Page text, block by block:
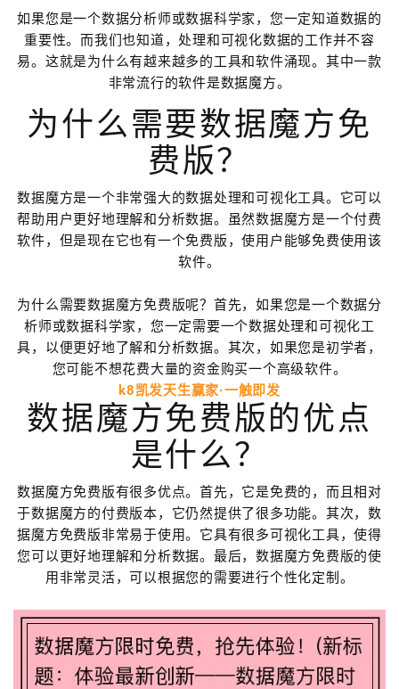
如果您是一个数据分析师或数据科学家，您一定知道数据的
重要性。而我们也知道，处理和可视化数据的工作并不容
易。这就是为什么有越来越多的工具和软件涌现。其中一款
非常流行的软件是数据魔方。
为什么需要数据魔方免
费版？
数据魔方是一个非常强大的数据处理和可视化工具。它可以
帮助用户更好地理解和分析数据。虽然数据魔方是一个付费
软件，但是现在它也有一个免费版，使用户能够免费使用该
软件。
为什么需要数据魔方免费版呢？首先，如果您是一个数据分
析师或数据科学家，您一定需要一个数据处理和可视化工
具，以便更好地了解和分析数据。其次，如果您是初学者，
您可能不想花费大量的资金购买一个高级软件。
k8凯发天生赢家·一触即发
数据魔方免费版的优点
是什么？
数据魔方免费版有很多优点。首先，它是免费的，而且相对
于数据魔方的付费版本，它仍然提供了很多功能。其次，数
据魔方免费版非常易于使用。它具有很多可视化工具，使得
您可以更好地理解和分析数据。最后，数据魔方免费版的使
用非常灵活，可以根据您的需要进行个性化定制。